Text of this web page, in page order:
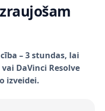
– 3 stundas, lai
DaVinci Resolve
izveidei.